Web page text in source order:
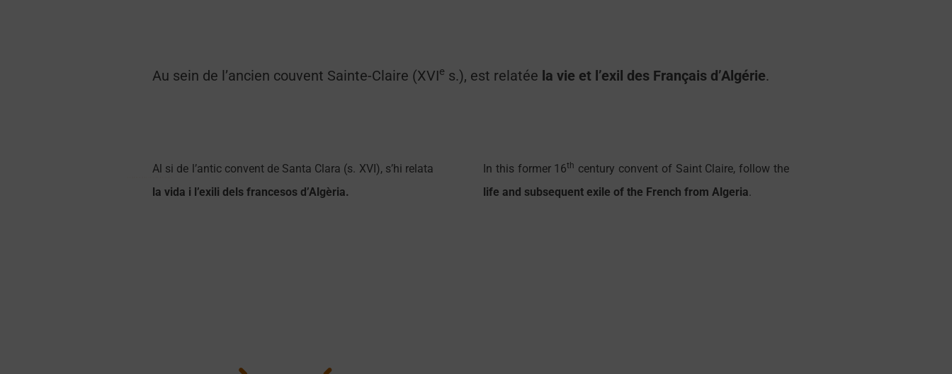
Au sein de l’ancien couvent Sainte-Claire (XVIe s.), est relatée la vie et l’exil des Français d’Algérie.
Al si de l’antic convent de Santa Clara (s. XVI), s’hi relata
la vida i l’exili dels francesos d’Algèria.
In this former 16th century convent of Saint Claire, follow the
life and subsequent exile of the French from Algeria.